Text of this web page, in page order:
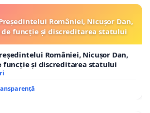
României, Nicușor Dan,
funcție și discreditarea statului
României, Nicușor Dan,
funcție și discreditarea statului